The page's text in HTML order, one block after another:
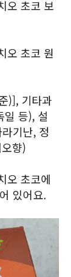
오 초코 보
오 초코 원
)], 기타과
일 등), 설
기난, 정
향)
오 초코에
있어요.